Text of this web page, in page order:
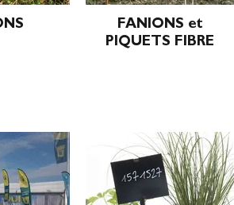
FANIONS et
PIQUETS FIBRE